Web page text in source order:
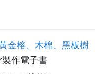
金榕、木棉、黑板樹
作電子書